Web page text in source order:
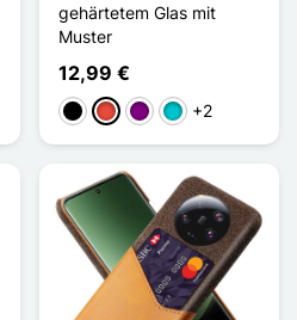
gehärtetem Glas mit
Muster
12,99 €
Schwarz
Rot ViolettTürkis
+2